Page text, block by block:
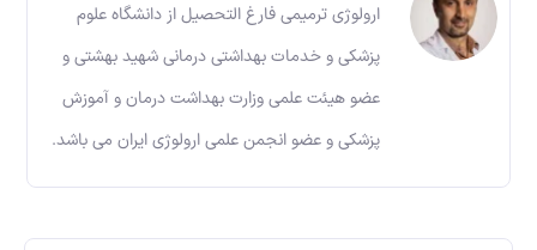
ارولوژی ترمیمی فارغ التحصیل از دانشگاه علوم
پزشکی و خدمات بهداشتی درمانی شهید بهشتی و
عضو هیئت علمی وزارت بهداشت درمان و آموزش
پزشکی و عضو انجمن علمی ارولوژی ایران می باشد.